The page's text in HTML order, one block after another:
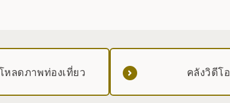
หลดภาพท่องเที่ยว คลังวิดีโอ